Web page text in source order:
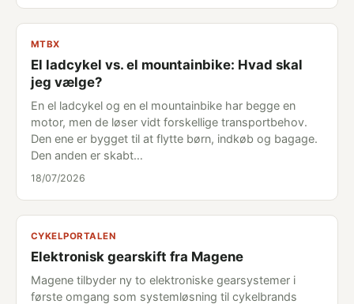
MTBX
El ladcykel vs. el mountainbike: Hvad skal
jeg vælge?
En el ladcykel og en el mountainbike har begge en
motor, men de løser vidt forskellige transportbehov.
Den ene er bygget til at flytte børn, indkøb og bagage.
Den anden er skabt…
18/07/2026
CYKELPORTALEN
Elektronisk gearskift fra Magene
Magene tilbyder ny to elektroniske gearsystemer i
første omgang som systemløsning til cykelbrands